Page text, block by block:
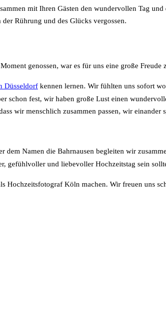
mit Ihren Gästen den wundervollen Tag
Rührung und des Glücks vergossen.
genossen, war es für uns eine große
Düsseldorf kennen lernen. Wir fühlten uns sofort
fest, wir haben große Lust einen
wir menschlich zusammen passen, wir
dem Namen die Bahrnausen begleiten wir
gefühlvoller und liebevoller Hochzeitstag sein
Köln machen. Wir freuen uns